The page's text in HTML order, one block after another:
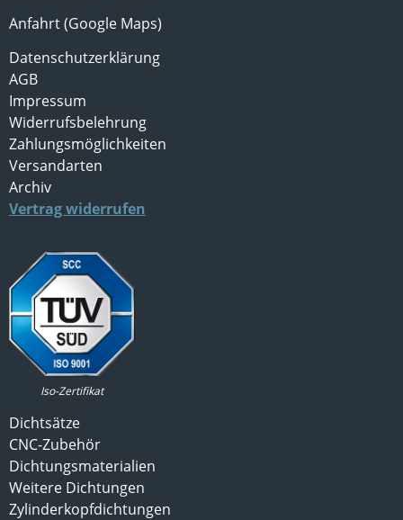
Anfahrt (Google Maps)
Datenschutzerklärung
AGB
Impressum
Widerrufsbelehrung
Zahlungsmöglichkeiten
Versandarten
Archiv
Vertrag widerrufen
Iso-Zertifikat
Dichtsätze
CNC-Zubehör
Dichtungsmaterialien
Weitere Dichtungen
Zylinderkopfdichtungen